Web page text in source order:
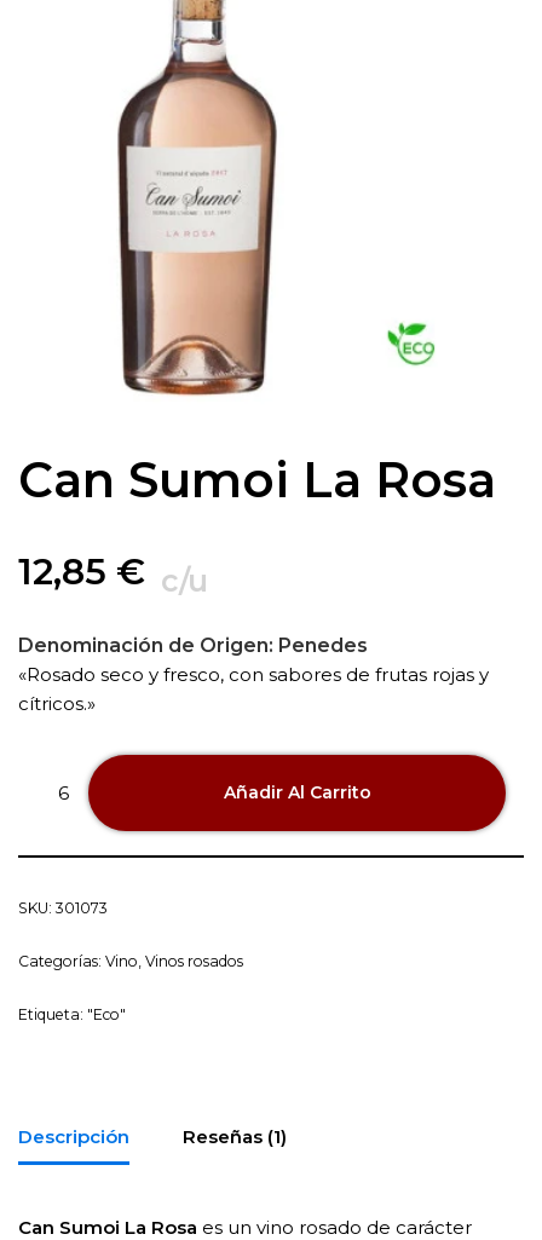
Can Sumoi La Rosa
12,85 € c/u
Denominación de Origen: Penedes
«Rosado seco y fresco, con sabores de frutas rojas y
cítricos.»
Añadir Al Carrito
SKU: 301073
Categorías: Vino Vinos rosados
Etiqueta: "Eco"
Descripción Reseñas (1)
Can Sumoi La Rosa es un vino rosado de carácter